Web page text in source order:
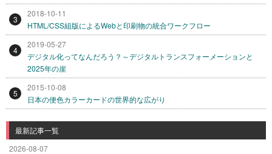
3
2018-10-11
HTML/CSS組版によるWebと印刷物の統合ワークフロー
4
2019-05-27
デジタル化ってなんだろう？～デジタルトランスフォーメーションと
2025年の崖
5
2015-10-08
日本の便色カラーカードの世界的な広がり
最新記事一覧
2026-08-07